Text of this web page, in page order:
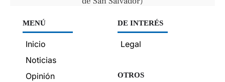
MENÚ
Inicio
Noticias
Opinión
DE INTERÉS
Legal
OTROS